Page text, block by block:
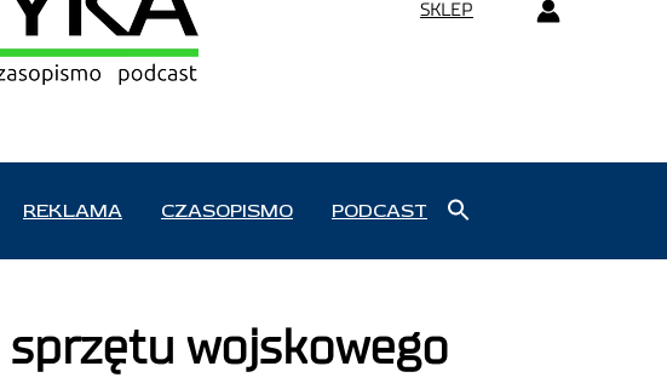
SKLEP
REKLAMA CZASOPISMO PODCAST
sprzętu wojskowego